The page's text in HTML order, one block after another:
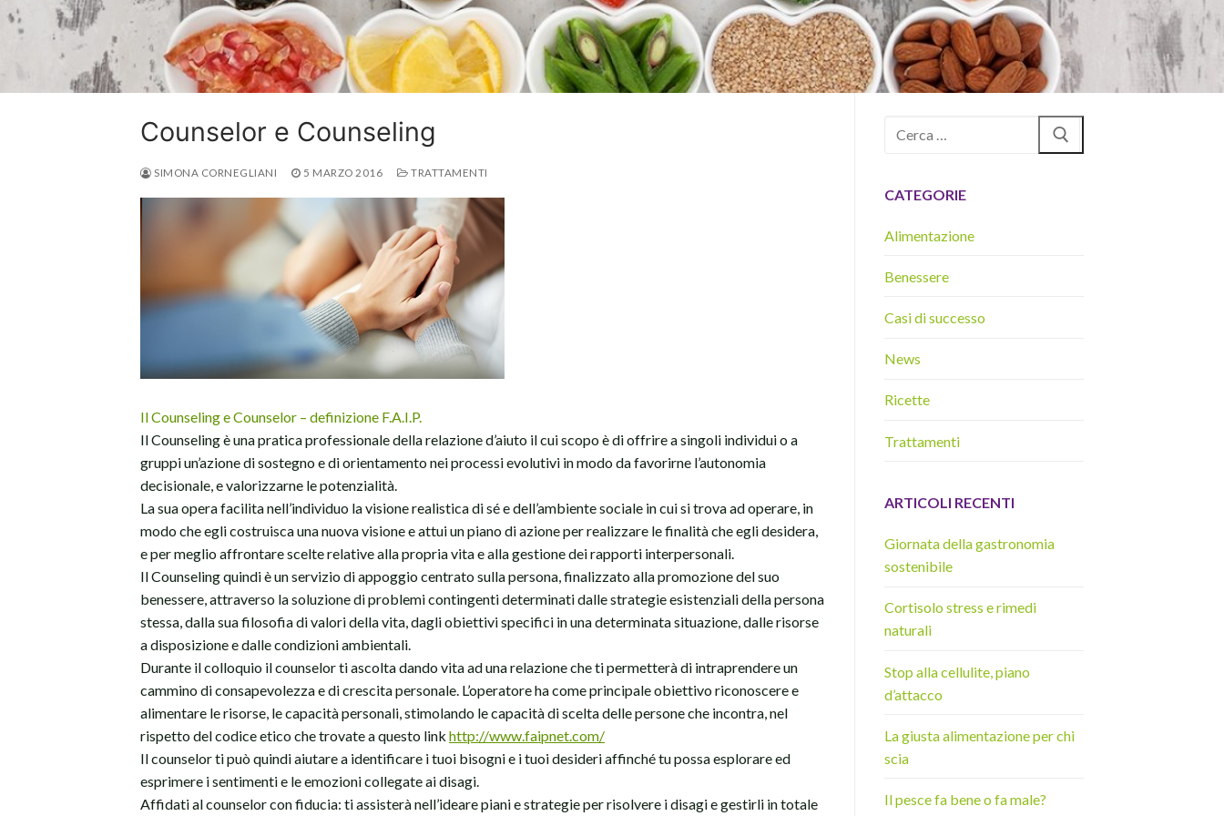
Counselor e Counseling
SIMONA CORNEGLIANI 5 MARZO 2016 TRATTAMENTI
Il Counseling e Counselor – definizione F.A.I.P.
Il Counseling è una pratica professionale della relazione d’aiuto il cui scopo è di offrire a singoli individui o a
gruppi un’azione di sostegno e di orientamento nei processi evolutivi in modo da favorirne l’autonomia
decisionale, e valorizzarne le potenzialità.
La sua opera facilita nell’individuo la visione realistica di sé e dell’ambiente sociale in cui si trova ad operare, in
modo che egli costruisca una nuova visione e attui un piano di azione per realizzare le finalità che egli desidera,
e per meglio affrontare scelte relative alla propria vita e alla gestione dei rapporti interpersonali.
Il Counseling quindi è un servizio di appoggio centrato sulla persona, finalizzato alla promozione del suo
benessere, attraverso la soluzione di problemi contingenti determinati dalle strategie esistenziali della persona
stessa, dalla sua filosofia di valori della vita, dagli obiettivi specifici in una determinata situazione, dalle risorse
a disposizione e dalle condizioni ambientali.
Durante il colloquio il counselor ti ascolta dando vita ad una relazione che ti permetterà di intraprendere un
cammino di consapevolezza e di crescita personale. L’operatore ha come principale obiettivo riconoscere e
alimentare le risorse, le capacità personali, stimolando le capacità di scelta delle persone che incontra, nel
rispetto del codice etico che trovate a questo link http://www.faipnet.com/
Il counselor ti può quindi aiutare a identificare i tuoi bisogni e i tuoi desideri affinché tu possa esplorare ed
esprimere i sentimenti e le emozioni collegate ai disagi.
Affidati al counselor con fiducia: ti assisterà nell’ideare piani e strategie per risolvere i disagi e gestirli in totale
Cerca:
CATEGORIE
Alimentazione
Benessere
Casi di successo
News
Ricette
Trattamenti
ARTICOLI RECENTI
Giornata della gastronomia
sostenibile
Cortisolo stress e rimedi
naturali
Stop alla cellulite, piano
d’attacco
La giusta alimentazione per chi
scia
Il pesce fa bene o fa male?